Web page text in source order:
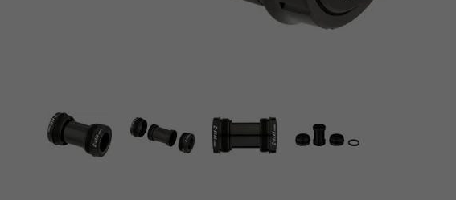
C-BEAR